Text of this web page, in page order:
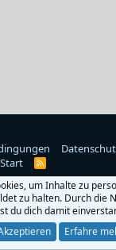
Start
R
S
um Inhalte zu
zu halten. Durch die
du dich damit
Erfahre